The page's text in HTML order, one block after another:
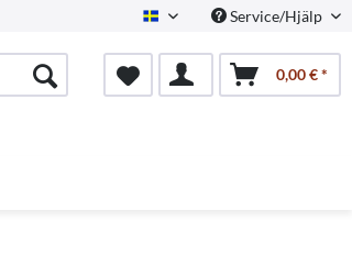
Swedish Service/Hjälp
0,00 € *